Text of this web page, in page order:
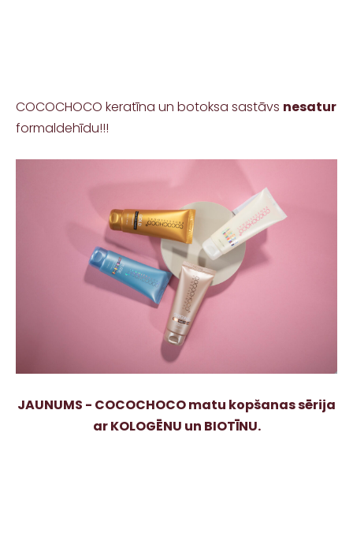
COCOCHOCO keratīna un botoksa sastāvs nesatur
formaldehīdu!!!
JAUNUMS - COCOCHOCO matu kopšanas sērija
ar KOLOGĒNU un BIOTĪNU.